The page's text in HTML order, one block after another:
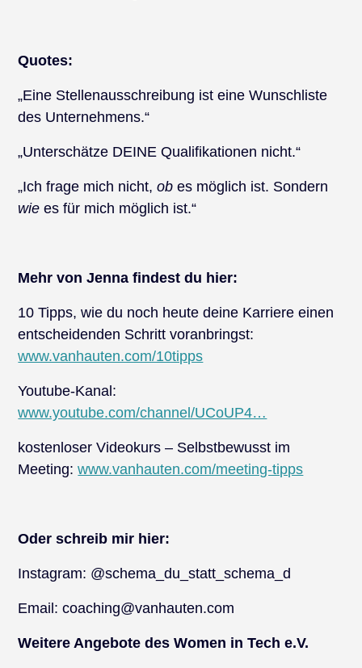
Quotes:
„Eine Stellenausschreibung ist eine Wunschliste
des Unternehmens.“
„Unterschätze DEINE Qualifikationen nicht.“
„Ich frage mich nicht,ob es möglich ist. Sondern
wie es für mich möglich ist.“
Mehr von Jenna findest du hier:
10 Tipps, wie du noch heute deine Karriere einen
entscheidenden Schritt voranbringst:
www.vanhauten.com/10tipps
Youtube-Kanal:
www.youtube.com/channel/UCoUP4…
kostenloser Videokurs – Selbstbewusst im
Meeting:www.vanhauten.com/meeting-tipps
Oder schreib mir hier:
Instagram: @schema_du_statt_schema_d
Email: coaching@vanhauten.com
Weitere Angebote des Women in Tech e.V.